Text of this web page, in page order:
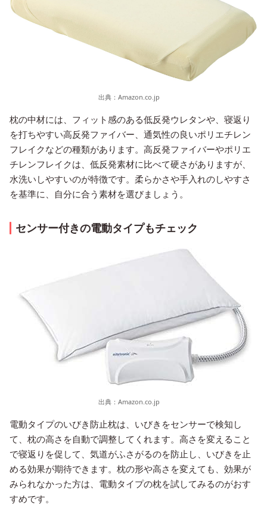
出典： Amazon.co.jp
枕の中材には、フィット感のある低反発ウレタンや、寝返り
を打ちやすい高反発ファイバー、通気性の良いポリエチレン
フレイクなどの種類があります。高反発ファイバーやポリエ
チレンフレイクは、低反発素材に比べて硬さがありますが、
水洗いしやすいのが特徴です。柔らかさや手入れのしやすさ
を基準に、自分に合う素材を選びましょう。
センサー付きの電動タイプもチェック
出典： Amazon.co.jp
電動タイプのいびき防止枕は、いびきをセンサーで検知し
て、枕の高さを自動で調整してくれます。高さを変えること
で寝返りを促して、気道がふさがるのを防止し、いびきを止
める効果が期待できます。枕の形や高さを変えても、効果が
みられなかった方は、電動タイプの枕を試してみるのがおす
すめです。